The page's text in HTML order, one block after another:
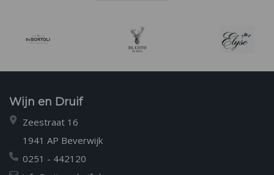
Wijn en Druif
Zeestraat 16
1941 AP Beverwijk
0251 - 442120